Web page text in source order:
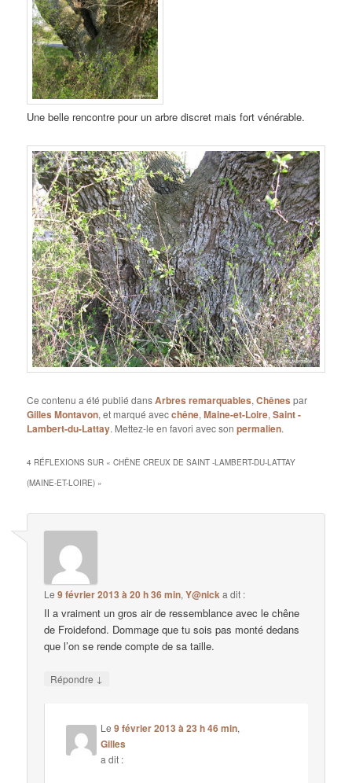
Une belle rencontre pour un arbre discret mais fort vénérable.
Ce contenu a été publié dansArbres remarquables,Chênes par
Gilles Montavon, et marqué avecchêne,Maine-et-Loire,Saint -
Lambert-du-Lattay. Mettez-le en favori avec sonpermalien.
4 RÉFLEXIONS SUR «CHÊNE CREUX DE SAINT -LAMBERT-DU-LATTAY
(MAINE-ET-LOIRE) »
Le9 février 2013 à 20 h 36 min,Y@nicka dit :
Il a vraiment un gros air de ressemblance avec le chêne
de Froidefond. Dommage que tu sois pas monté dedans
que l’on se rende compte de sa taille.
Répondre ↓
Le9 février 2013 à 23 h 46 min,
Gilles
a dit :